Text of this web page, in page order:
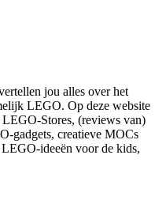
jou alles over het
LEGO. Op deze website
Stores, (reviews van)
gadgets, creatieve MOCs
ideeën voor de kids,